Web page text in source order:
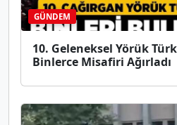
GÜNDEM
10. Geleneksel Yörük
Binlerce Misafiri Ağırladı